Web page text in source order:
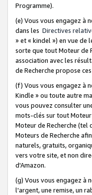
Programme).
(e) Vous vous engagez à
dans les Directives
» et « kindel ») en vue de
sorte que tout Moteur de
association avec les
de Recherche propose
(f) Vous vous engagez à
Kindle » ou toute autre
vous pouvez consulter
mots-clés sur tout Moteur
Moteur de Recherche (tel
Moteurs de Recherche
naturels, gratuits,
vers votre site, et non
d'Amazon.
(g) Vous vous engagez à
l'argent, une remise, un